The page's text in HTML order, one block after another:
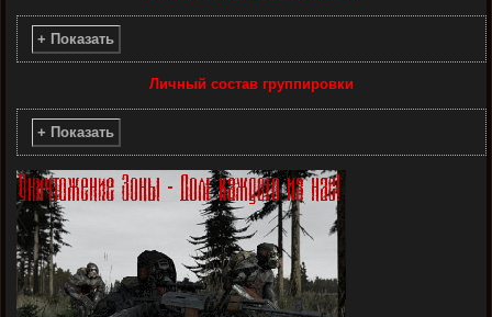
+ Показать
Личный состав группировки
+ Показать